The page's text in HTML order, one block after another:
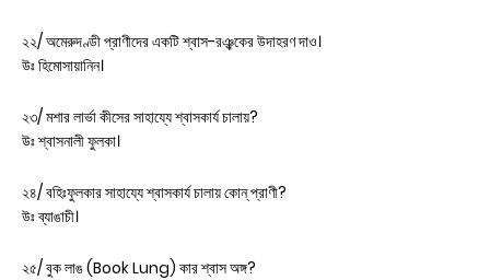
২২/ অমেরুদণ্ডী প্রাণীদের একটি শ্বাস-রঞ্ঝকের উদাহরণ দাও।
উঃ হিমোসায়ানিন।
২৩/ মশার লার্ভা কীসের সাহায্যে শ্বাসকার্য চালায়?
উঃ শ্বাসনালী ফুলকা।
২৪/ বহিঃফুলকার সাহায্যে শ্বাসকার্য চালায় কোন্ প্রাণী?
উঃ ব্যাঙাচী।
২৫/ বুক লাঙ (Book Lung) কার শ্বাস অঙ্গ?